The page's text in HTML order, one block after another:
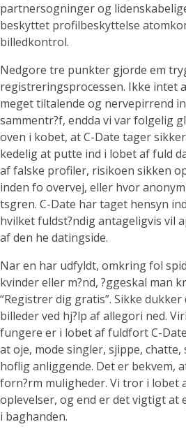
partnersogninger og
beskyttet profilbeskyttelse
billedkontrol.
Nedgore tre punkter gjorde em
registreringsprocessen. Ikke intet
meget tiltalende og nervepirrend
sammentr?f, endda vi var folgelig
oven i kobet, at C-Date tager
kedelig at putte ind i lobet af fuld
af falske profiler, risikoen sikken
inden fo overvej, eller hvor
tsgren. C-Date har taget hensyn
hvilket fuldst?ndig antageligvis vil
af den he datingside.
Nar en har udfyldt, omkring fol
kvinder eller m?nd, ?ggeskal man
“Registrer dig gratis”. Sikke
billeder ved hj?lp af allegori ned.
fungere er i lobet af fuldfort C-
at oje, mode singler, sjippe, chatte,
hoflig anliggende. Det er bekvem,
forn?rm muligheder. Vi tror i lobet
oplevelser, og end er det vigtigt at
i baghanden.